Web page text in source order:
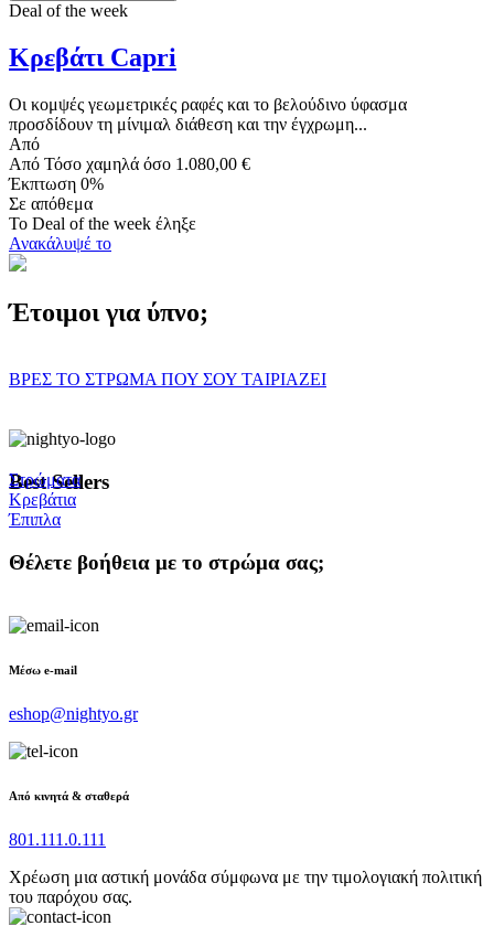
Deal of the week
Κρεβάτι Capri
Οι κομψές γεωμετρικές ραφές και το βελούδινο ύφασμα
προσδίδουν τη μίνιμαλ διάθεση και την έγχρωμη...
Από
Από Τόσο χαμηλά όσο 1.080,00 €
Έκπτωση 0%
Σε απόθεμα
Το Deal of the week έληξε
Ανακάλυψέ το
Έτοιμοι για ύπνο;
ΒΡΕΣ ΤΟ ΣΤΡΩΜΑ ΠΟΥ ΣΟΥ ΤΑΙΡΙΑΖΕΙ
Best Sellers
Στρώματα
Κρεβάτια
Έπιπλα
Θέλετε βοήθεια με το στρώμα σας;
Μέσω e-mail
eshop@nightyo.gr
Από κινητά & σταθερά
801.111.0.111
Χρέωση μια αστική μονάδα σύμφωνα με την τιμολογιακή πολιτική
του παρόχου σας.